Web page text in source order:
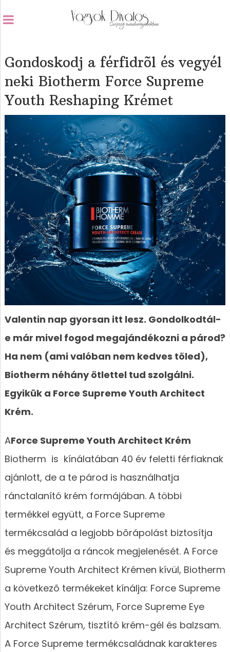
Gondoskodj a férfidrõl és vegyél
neki Biotherm Force Supreme
Youth Reshaping Krémet
Valentin nap gyorsan itt lesz. Gondolkodtál-
e már mivel fogod megajándékozni a párod?
Ha nem (ami valóban nem kedves tõled),
Biotherm néhány ötlettel tud szolgálni.
Egyikük a Force Supreme Youth Architect
Krém.
AForce Supreme Youth Architect Krém
Biotherm is kínálatában 40 év feletti férfiaknak
ajánlott, de a te párod is használhatja
ránctalanító krém formájában. A többi
termékkel együtt, a Force Supreme
termékcsalád a legjobb bõrápolást biztosítja
és meggátolja a ráncok megjelenését. A Force
Supreme Youth Architect Krémen kívül, Biotherm
a következõ termékeket kínálja: Force Supreme
Youth Architect Szérum, Force Supreme Eye
Architect Szérum, tisztító krém-gél és balzsam.
A Force Supreme termékcsaládnak karakteres